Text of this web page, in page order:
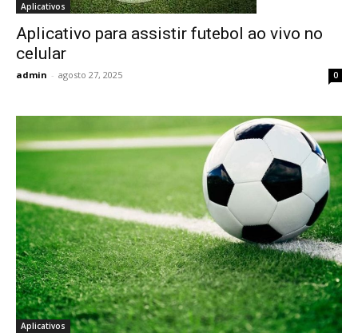
Aplicativos
Aplicativo para assistir futebol ao vivo no
celular
admin - agosto 27, 2025 0
Aplicativos